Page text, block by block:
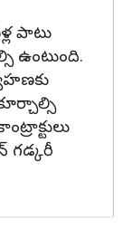
పాటు
ఉంటుంది.
గడ్కరీ